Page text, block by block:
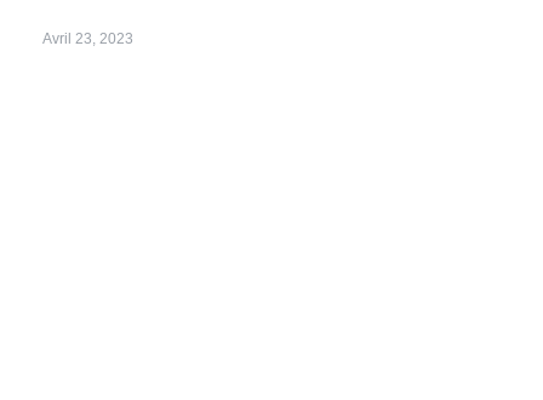
Avril 23, 2023